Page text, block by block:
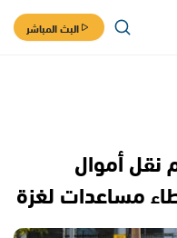
البث المباشر
أموال
مساعدات لغزة